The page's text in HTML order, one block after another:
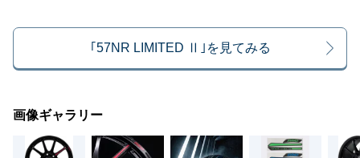
｢57NR LIMITED Ⅱ｣を見てみる
画像ギャラリー